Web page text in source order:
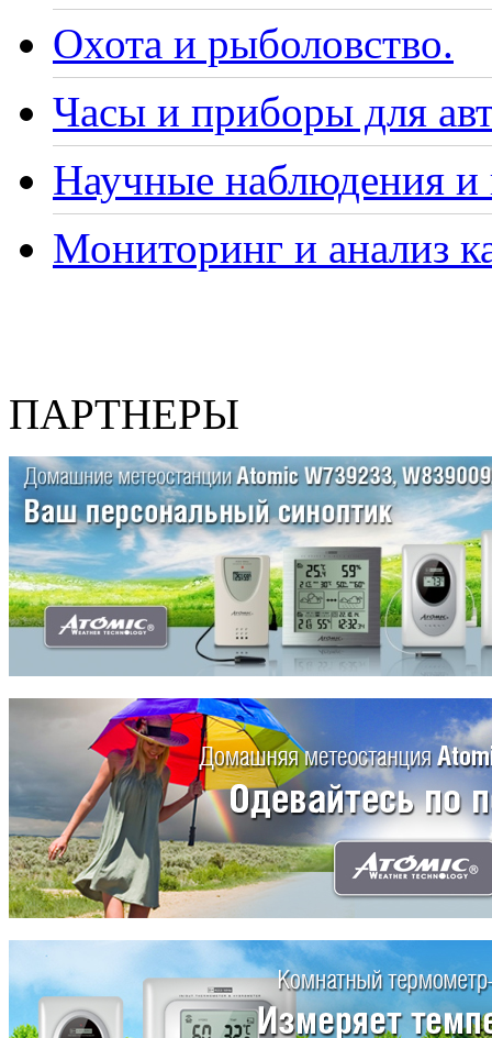
Охота и рыболовство.
Часы и приборы для
Научные наблюдения и
Мониторинг и анализ
ПАРТНЕРЫ